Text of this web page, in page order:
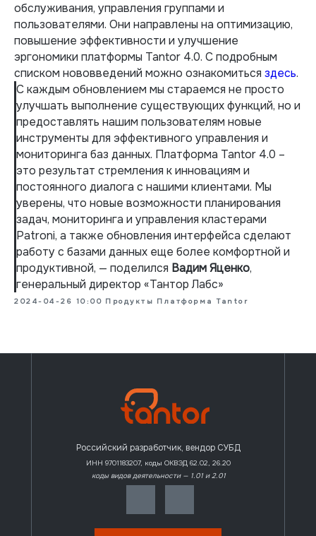
обслуживания, управления группами и
пользователями. Они направлены на оптимизацию,
повышение эффективности и улучшение
эргономики платформы Tantor 4.0. С подробным
списком нововведений можно ознакомиться здесь.
С каждым обновлением мы стараемся не просто
улучшать выполнение существующих функций, но и
предоставлять нашим пользователям новые
инструменты для эффективного управления и
мониторинга баз данных. Платформа Tantor 4.0 –
это результат стремления к инновациям и
постоянного диалога с нашими клиентами. Мы
уверены, что новые возможности планирования
задач, мониторинга и управления кластерами
Patroni, а также обновления интерфейса сделают
работу с базами данных еще более комфортной и
продуктивной, — поделился Вадим Яценко,
генеральный директор «Тантор Лабс»
2024-04-26 10:00 Продукты Платформа Tantor
Российский разработчик, вендор СУБД
ИНН 9701183207, коды ОКВЭД 62.02, 26.20
коды видов деятельности — 1.01 и 2.01